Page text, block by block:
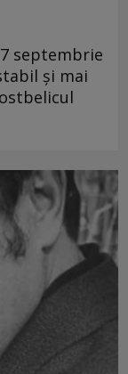
septembrie
și mai